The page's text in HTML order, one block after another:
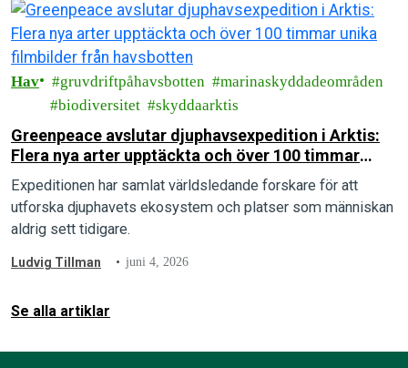
Hav gruvdriftpåhavsbotten
marinaskyddadeområden
biodiversitet
skyddaarktis
Greenpeace avslutar djuphavsexpedition i Arktis:
Flera nya arter upptäckta och över 100 timmar
unika filmbilder från havsbotten
Expeditionen har samlat världsledande forskare för att
utforska djuphavets ekosystem och platser som människan
aldrig sett tidigare.
Ludvig Tillman juni 4, 2026
Se alla artiklar